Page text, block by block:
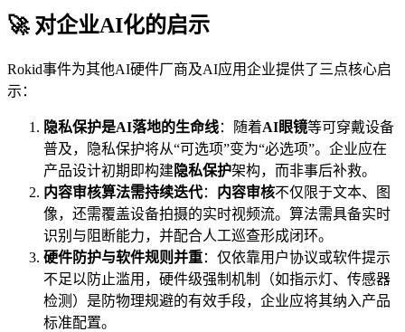
🚀 对企业AI化的启示
Rokid事件为其他AI硬件厂商及AI应用企业提供了三点核心启
示：
隐私保护是AI落地的生命线：随着AI眼镜等可穿戴设备
普及，隐私保护将从“可选项”变为“必选项”。企业应在
产品设计初期即构建隐私保护架构，而非事后补救。
内容审核算法需持续迭代： 内容审核不仅限于文本、图
像，还需覆盖设备拍摄的实时视频流。算法需具备实时
识别与阻断能力，并配合人工巡查形成闭环。
硬件防护与软件规则并重：仅依靠用户协议或软件提示
不足以防止滥用，硬件级强制机制（如指示灯、传感器
检测）是防物理规避的有效手段，企业应将其纳入产品
标准配置。